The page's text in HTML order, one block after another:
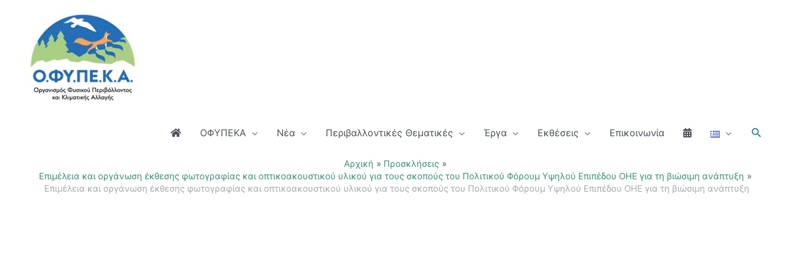
περιεχόμενο
ΟΦΥΠΕΚΑ Νέα Περιβαλλοντικές Θεματικές Έργα Εκθέσεις Επικοινωνία
Αρχική
Προσκλήσεις
Επιμέλεια και οργάνωση έκθεσης φωτογραφίας και οπτικοακουστικού υλικού για τους σκοπούς του Πολιτικού Φόρουμ Υψηλού Επιπέδου ΟΗΕ για τη βιώσιμη ανάπτυξη
Επιμέλεια και οργάνωση έκθεσης φωτογραφίας και οπτικοακουστικού υλικού για τους σκοπούς του Πολιτικού Φόρουμ Υψηλού Επιπέδου ΟΗΕ για τη βιώσιμη ανάπτυξη